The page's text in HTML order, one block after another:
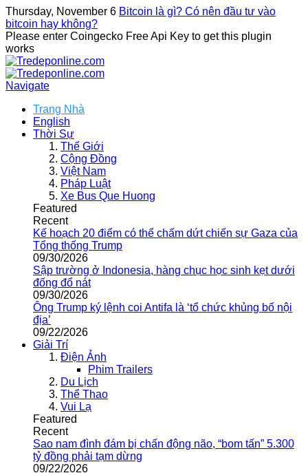
Thursday, November 6 Bitcoin là gì? Có nên đầu tư vào
bitcoin hay không?
Please enter Coingecko Free Api Key to get this plugin
works
Navigate
Trang Nhà
English
Thời Sự
Thế Giới
Cộng Đồng
Việt Nam
Pháp Luật
Xe Bus Que Huong
Featured
Recent
Kế hoạch 20 điểm có thể chấm dứt chiến sự Gaza của
Tổng thống Trump
09/30/2026
Sập trường ở Indonesia, hàng chục học sinh kẹt dưới
đống đổ nát
09/30/2026
Ông Trump ký lệnh coi Antifa là ‘tổ chức khủng bố nội
địa’
09/22/2026
Giải Trí
Điện Ảnh
Phim Trailers
Du Lịch
Thể Thao
Vui Lạ
Featured
Recent
Sao nam đình đám bị chấn động não, “bom tấn” 5.300
tỷ đồng phải tạm dừng
09/22/2026